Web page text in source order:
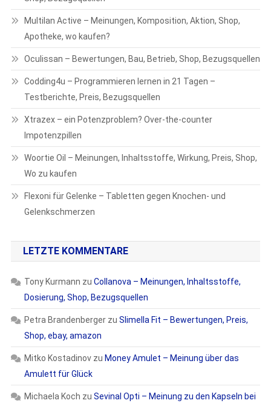
Multilan Active – Meinungen, Komposition, Aktion, Shop,
Apotheke, wo kaufen?
Oculissan – Bewertungen, Bau, Betrieb, Shop, Bezugsquellen
Codding4u – Programmieren lernen in 21 Tagen –
Testberichte, Preis, Bezugsquellen
Xtrazex – ein Potenzproblem? Over-the-counter
Impotenzpillen
Woortie Oil – Meinungen, Inhaltsstoffe, Wirkung, Preis, Shop,
Wo zu kaufen
Flexoni für Gelenke – Tabletten gegen Knochen- und
Gelenkschmerzen
LETZTE KOMMENTARE
Tony Kurmann zu Collanova – Meinungen, Inhaltsstoffe,
Dosierung, Shop, Bezugsquellen
Petra Brandenbergerzu Slimella Fit – Bewertungen, Preis,
Shop, ebay, amazon
Mitko Kostadinovzu Money Amulet – Meinung über das
Amulett für Glück
Michaela Koch zu Sevinal Opti – Meinung zu den Kapseln bei